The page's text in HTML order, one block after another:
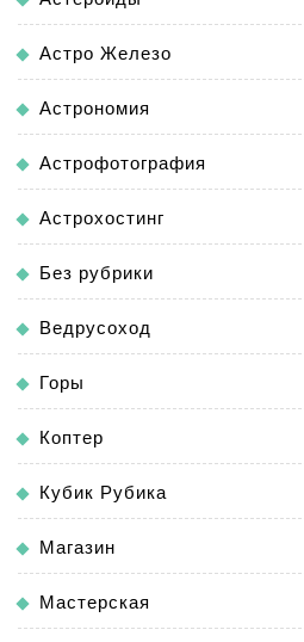
Астро Железо
Астрономия
Астрофотография
Астрохостинг
Без рубрики
Ведрусоход
Горы
Коптер
Кубик Рубика
Магазин
Мастерская